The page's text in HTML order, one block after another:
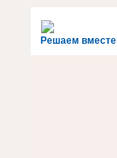
Решаем вместе